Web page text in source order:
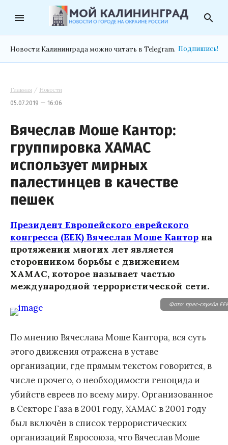
menu search
Новости Калининграда можно читать в Telegram. Подпишись!
Главная / Новости
05.07.2019 — 16:06
Вячеслав Моше Кантор:
группировка ХАМАС
использует мирных
палестинцев в качестве
пешек
Президент Европейского еврейского
конгресса (ЕЕК) Вячеслав Моше Кантор на
протяжении многих лет является
сторонником борьбы с движением
ХАМАС, которое называет частью
международной террористической сети.
Фото: прес-служба
По мнению Вячеслава Моше Кантора, вся суть
этого движения отражена в уставе
организации, где прямым текстом говорится, в
числе прочего, о необходимости геноцида и
убийств евреев по всему миру. Организованное
в Секторе Газа в 2001 году, ХАМАС в 2001 году
был включён в список террористических
организаций Евросоюза, что Вячеслав Моше